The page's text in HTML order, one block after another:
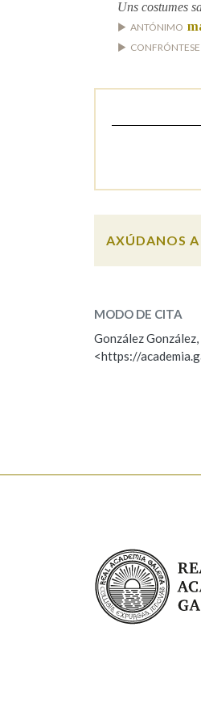
Marcas
Uns costumes
ANTÓNIMO
CONFRÓNTESE
AXÚDANOS
ESCOLLE
Observación
Comentario
MODO DE CITA
González
<https://
Real Academia